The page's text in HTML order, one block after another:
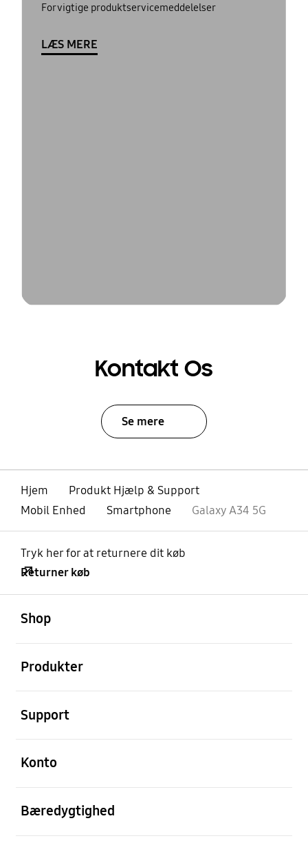
For vigtige produktservicemeddelelser
LÆS MERE
Kontakt Os
Se mere
Hjem
Produkt Hjælp & Support
Mobil Enhed
Smartphone Galaxy A34 5G
Tryk her for at returnere dit køb
Returner køb
Shop
Produkter
Support
Konto
Bæredygtighed